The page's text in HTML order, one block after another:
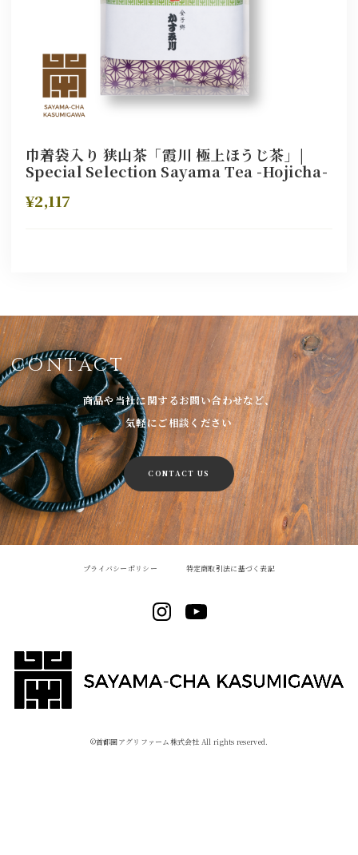
巾着袋入り 狭山茶「霞川 極上ほうじ茶」|
Special Selection Sayama Tea -Hojicha-
¥2,117
CONTACT
商品や当社に関するお問い合わせなど、
気軽にご相談ください
CONTACT US
プライバシーポリシー 特定商取引法に基づく表記
©︎首都圏アグリファーム株式会社 All rights reserved.